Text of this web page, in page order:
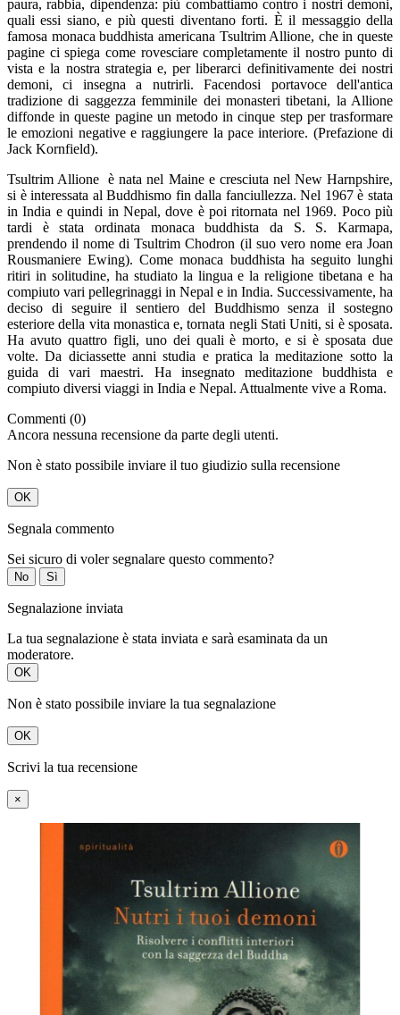
paura, rabbia, dipendenza: più combattiamo contro i nostri demoni,
quali essi siano, e più questi diventano forti. È il messaggio della
famosa monaca buddhista americana Tsultrim Allione, che in queste
pagine ci spiega come rovesciare completamente il nostro punto di
vista e la nostra strategia e, per liberarci definitivamente dei nostri
demoni, ci insegna a nutrirli. Facendosi portavoce dell'antica
tradizione di saggezza femminile dei monasteri tibetani, la Allione
diffonde in queste pagine un metodo in cinque step per trasformare
le emozioni negative e raggiungere la pace interiore. (Prefazione di
Jack Kornfield).
Tsultrim Allione è nata nel Maine e cresciuta nel New Harnpshire,
si è interessata al Buddhismo fin dalla fanciullezza. Nel 1967 è stata
in India e quindi in Nepal, dove è poi ritornata nel 1969. Poco più
tardi è stata ordinata monaca buddhista da S. S. Karmapa,
prendendo il nome di Tsultrim Chodron (il suo vero nome era Joan
Rousmaniere Ewing). Come monaca buddhista ha seguito lunghi
ritiri in solitudine, ha studiato la lingua e la religione tibetana e ha
compiuto vari pellegrinaggi in Nepal e in India. Successivamente, ha
deciso di seguire il sentiero del Buddhismo senza il sostegno
esteriore della vita monastica e, tornata negli Stati Uniti, si è sposata.
Ha avuto quattro figli, uno dei quali è morto, e si è sposata due
volte. Da diciassette anni studia e pratica la meditazione sotto la
guida di vari maestri. Ha insegnato meditazione buddhista e
compiuto diversi viaggi in India e Nepal. Attualmente vive a Roma.
Commenti (0)
Ancora nessuna recensione da parte degli utenti.
Non è stato possibile inviare il tuo giudizio sulla recensione
OK
Segnala commento
Sei sicuro di voler segnalare questo commento?
No Sì
Segnalazione inviata
La tua segnalazione è stata inviata e sarà esaminata da un
moderatore.
OK
Non è stato possibile inviare la tua segnalazione
OK
Scrivi la tua recensione
×